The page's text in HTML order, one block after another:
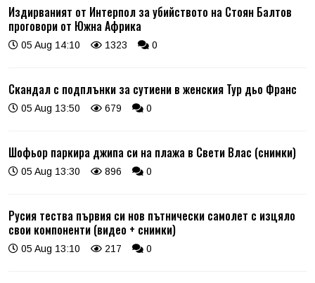
Издирваният от Интерпол за убийството на Стоян Балтов
проговори от Южна Африка
05 Aug 14:10 1323 0
Скандал с подплънки за сутиени в женския Тур дьо Франс
05 Aug 13:50 679 0
Шофьор паркира джипа си на плажа в Свети Влас (снимки)
05 Aug 13:30 896 0
Русия тества първия си нов пътнически самолет с изцяло
свои компоненти (видео + снимки)
05 Aug 13:10 217 0